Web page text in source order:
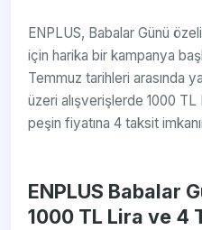
ENPLUS, Babalar Günü
için harika bir kampanya
Temmuz tarihleri arasında
üzeri alışverişlerde 1000 TL
peşin fiyatına 4 taksit
ENPLUS Babalar
1000 TL Lira ve 4